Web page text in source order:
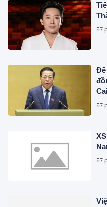
57
Đề
57
57